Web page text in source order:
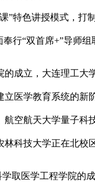
”特色讲授模式，
行“双首席+”导师组
立，大连理工大
医学教育系统的
空航天大学量子
科技大学正在北校
医学工程学院的